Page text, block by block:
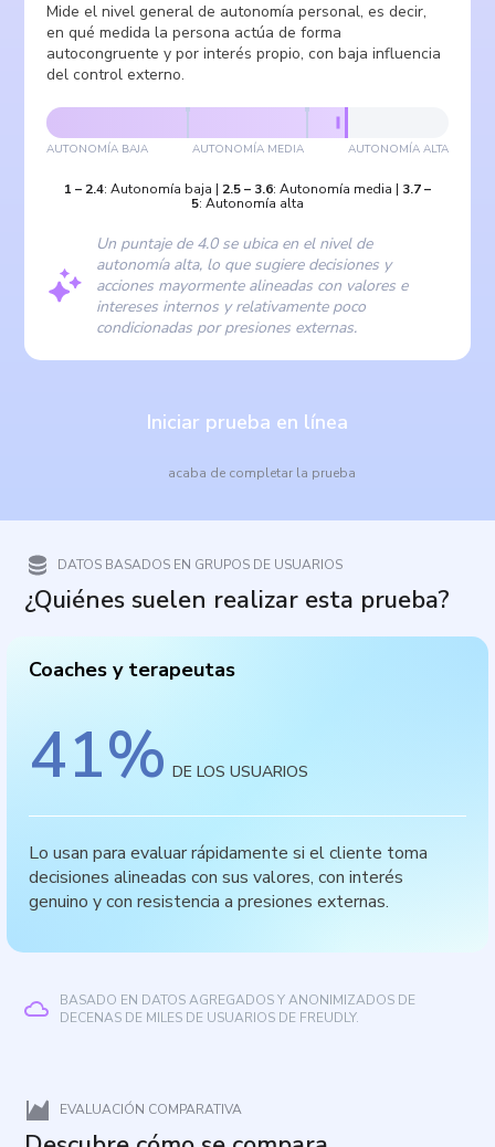
Mide el nivel general de autonomía personal, es decir,
en qué medida la persona actúa de forma
autocongruente y por interés propio, con baja influencia
del control externo.
AUTONOMÍA BAJA AUTONOMÍA MEDIA AUTONOMÍA ALTA
1 – 2.4: Autonomía baja | 2.5– 3.6: Autonomía media | 3.7–
5: Autonomía alta
Un puntaje de 4.0 se ubica en el nivel de
autonomía alta, lo que sugiere decisiones y
acciones mayormente alineadas con valores e
intereses internos y relativamente poco
condicionadas por presiones externas.
Iniciar prueba en línea
acaba de completar la prueba
DATOS BASADOS EN GRUPOS DE USUARIOS
¿Quiénes suelen realizar esta prueba?
Coaches y terapeutas
41% DE LOS USUARIOS
Lo usan para evaluar rápidamente si el cliente toma
decisiones alineadas con sus valores, con interés
genuino y con resistencia a presiones externas.
BASADO EN DATOS AGREGADOS Y ANONIMIZADOS DE
DECENAS DE MILES DE USUARIOS DE FREUDLY.
EVALUACIÓN COMPARATIVA